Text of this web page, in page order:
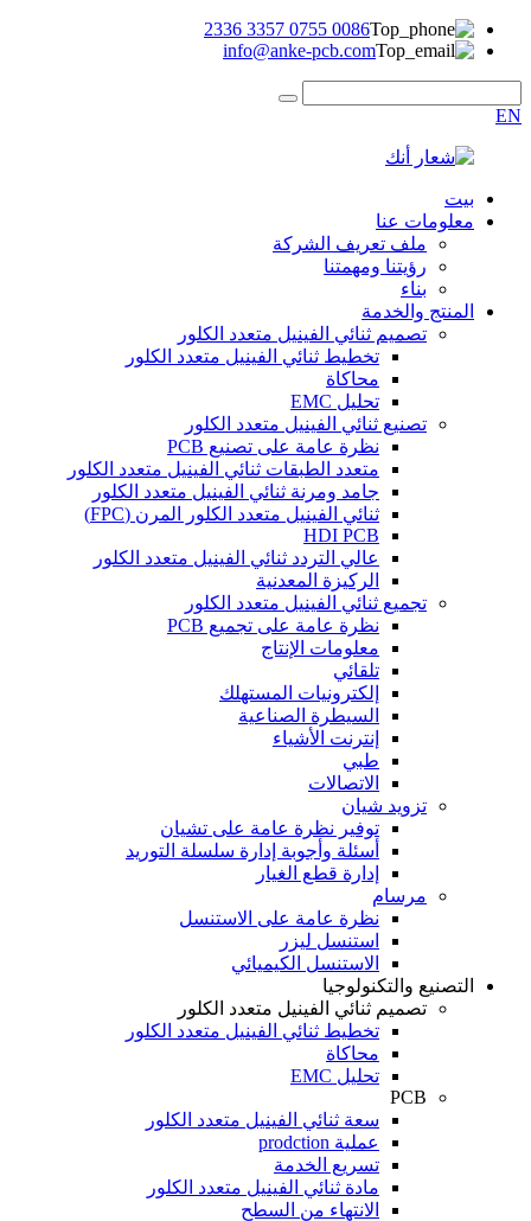
0086 0755 3357 2336
info@anke-pcb.com
EN
بيت
معلومات عنا
ملف تعريف الشركة
رؤيتنا ومهمتنا
بناء
المنتج والخدمة
تصميم ثنائي الفينيل متعدد الكلور
تخطيط ثنائي الفينيل متعدد الكلور
محاكاة
تحليل EMC
تصنيع ثنائي الفينيل متعدد الكلور
نظرة عامة على تصنيع PCB
متعدد الطبقات ثنائي الفينيل متعدد الكلور
جامد ومرنة ثنائي الفينيل متعدد الكلور
ثنائي الفينيل متعدد الكلور المرن (FPC)
HDI PCB
عالي التردد ثنائي الفينيل متعدد الكلور
الركيزة المعدنية
تجميع ثنائي الفينيل متعدد الكلور
نظرة عامة على تجميع PCB
معلومات الإنتاج
تلقائي
إلكترونيات المستهلك
السيطرة الصناعية
إنترنت الأشياء
طبي
الاتصالات
تزويد شيان
توفير نظرة عامة على تشيان
أسئلة وأجوبة إدارة سلسلة التوريد
إدارة قطع الغيار
مرسام
نظرة عامة على الاستنسل
استنسل ليزر
الاستنسل الكيميائي
التصنيع والتكنولوجيا
تصميم ثنائي الفينيل متعدد الكلور
تخطيط ثنائي الفينيل متعدد الكلور
محاكاة
تحليل EMC
PCB
سعة ثنائي الفينيل متعدد الكلور
عملية prodction
تسريع الخدمة
مادة ثنائي الفينيل متعدد الكلور
الانتهاء من السطح